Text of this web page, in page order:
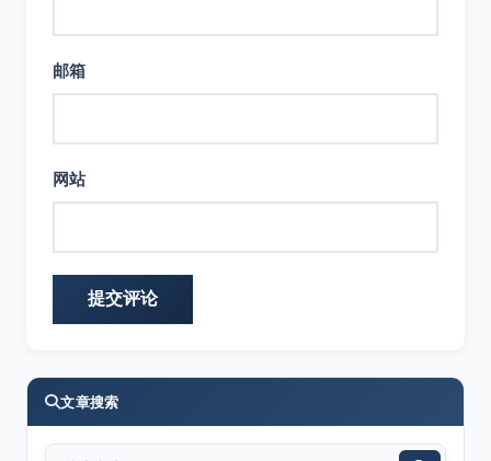
邮箱
网站
文章搜索